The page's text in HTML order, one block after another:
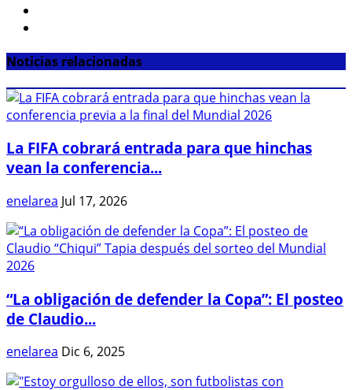
Noticias relacionadas
La FIFA cobrará entrada para que hinchas
vean la conferencia...
enelarea Jul 17, 2026
“La obligación de defender la Copa”: El posteo
de Claudio...
enelarea Dic 6, 2025